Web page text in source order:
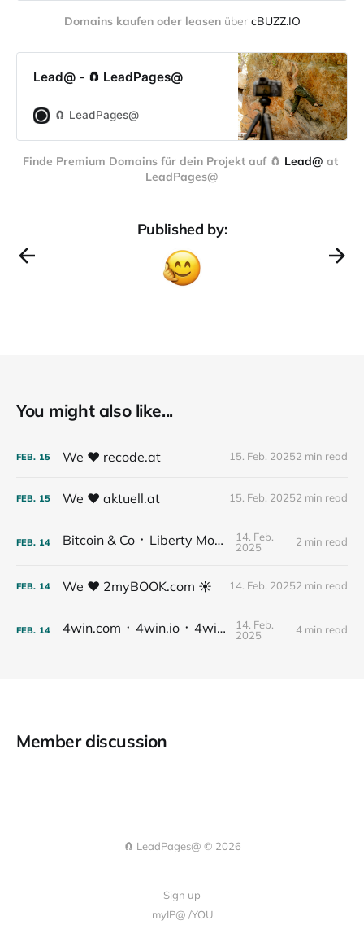
Domains kaufen oder leasen über cBUZZ.IO
Lead@ - 🧲 LeadPages@
🧲 LeadPages@
Finde Premium Domains für dein Projekt auf 🧲 Lead@ at
LeadPages@
Published by:
You might also like...
FEB. 15 We ❤️ recode.at 15. Feb. 20252 min read
FEB. 15 We ❤️ aktuell.at 15. Feb. 20252 min read
FEB. 14 Bitcoin & Co ᛫ Liberty Money
14. Feb.
2025
2 min read
FEB. 14 We ❤️ 2myBOOK.com ☀️ 14. Feb. 20252 min read
FEB. 14 4win.com ᛫ 4win.io ᛫ 4win@
14. Feb.
2025
4 min read
Member discussion
🧲 LeadPages@ © 2026
Sign up
myIP@ /YOU